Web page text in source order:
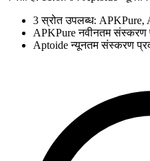
3 स्रोत उपलब्ध: APKPure,
APKPure नवीनतम संस्करण
Aptoide न्यूनतम संस्करण